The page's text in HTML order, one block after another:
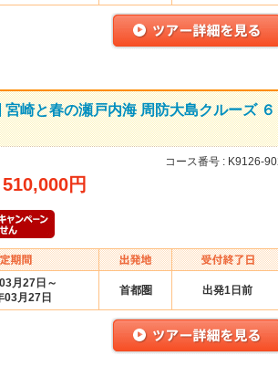
崎と春の瀬戸内海 周防大島クルーズ ６
コース番号 : K9126-
510,000円
月27日～
03月27日
首都圏 出発1日前